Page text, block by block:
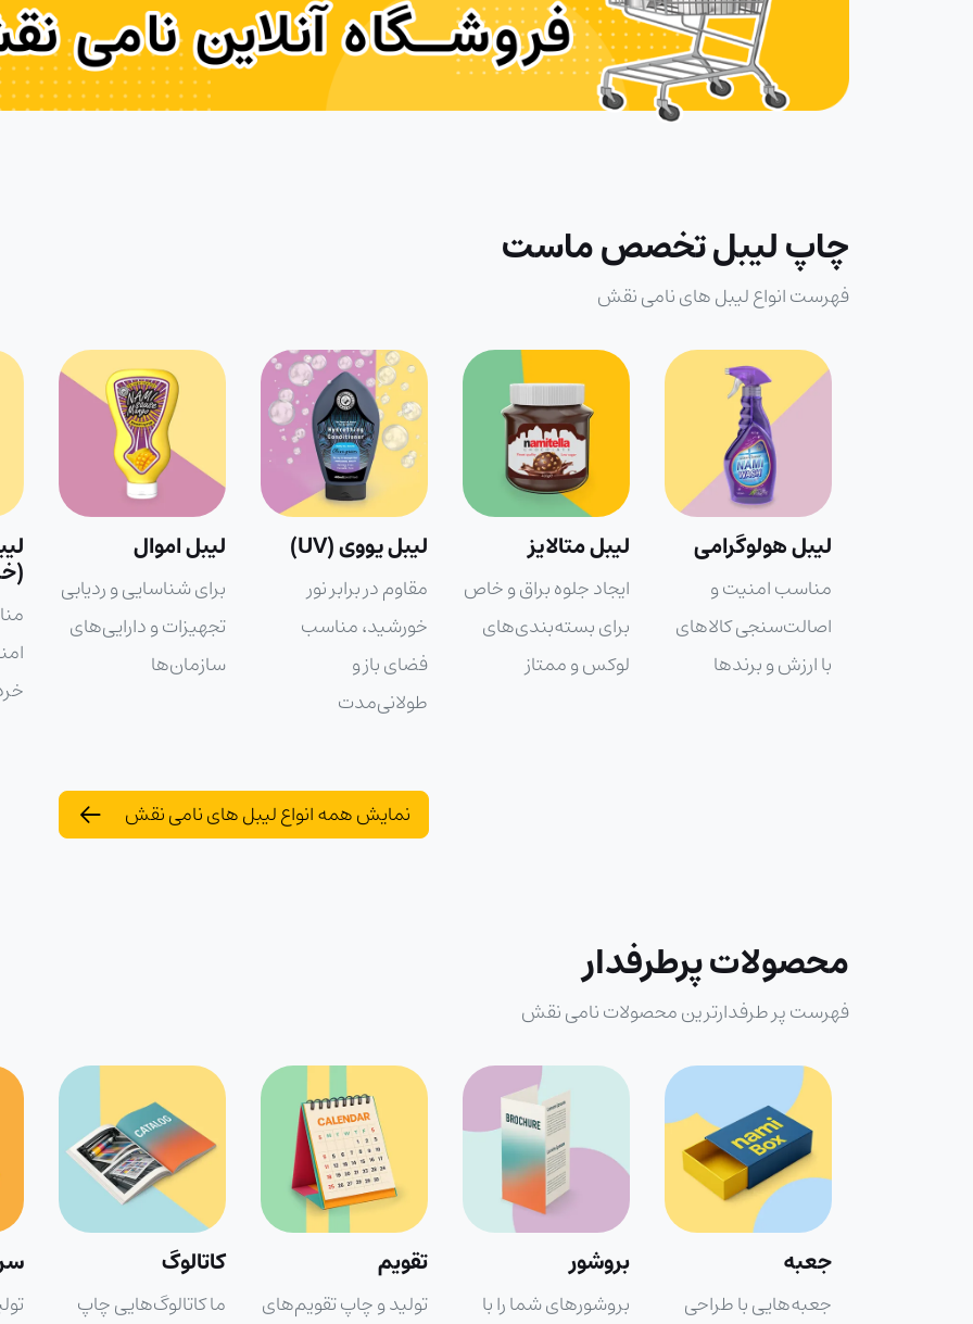
چاپ لیبل تخصص ماست
فهرست انواع لیبل های نامی نقش
لیبل متالایز
ایجاد جلوه براق و خاص
برای بسته‌بندی‌های
لوکس و ممتاز
لیبل یووی (UV)
مقاوم در برابر نور
خورشید، مناسب
فضای باز و
لیبل اموال
برای شناسایی و ردیابی
تجهیزات و دارایی‌های
سازمان‌ها
لیبل گچی
(خردشونده)
مناسب برچسب
امنیتی که با جدا شدن
نمایش همه انواع لیبل های نامی نقش
محصولات پرطرفدار
فهرست پر طرفدارترین محصولات نامی نقش
بروشور
بروشورهای شما را با
تقویم
تولید و چاپ تقویم‌های
کاتالوگ
ما کاتالوگ‌هایی چاپ
سربرگ
تولید و چاپ